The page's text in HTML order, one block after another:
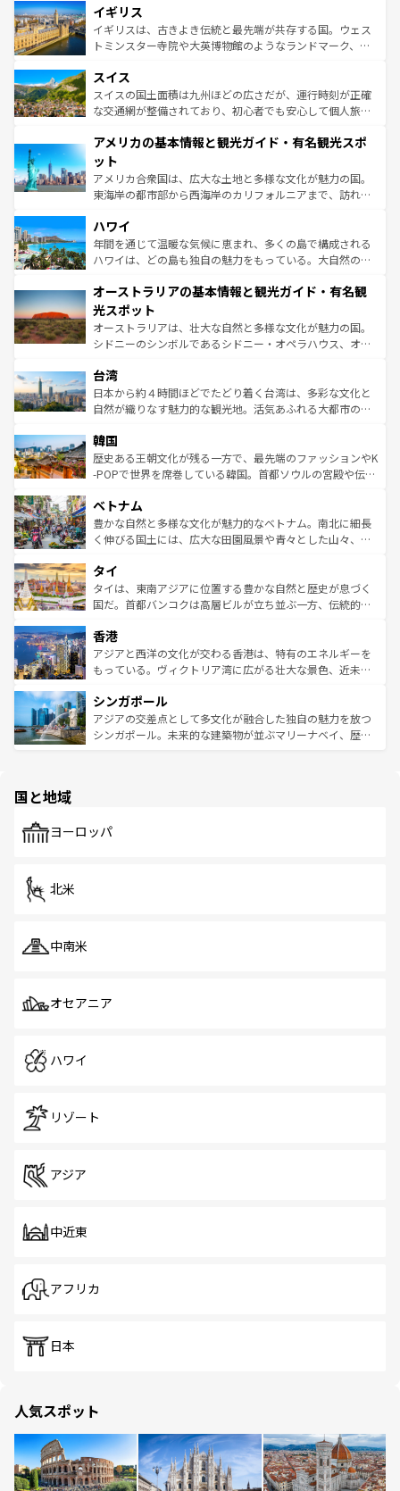
香り高いラベンダー畑など、多彩な楽しみ方が可能だ。さ
らに、パリ以外の地域にも魅力が溢れており、どの街角に
も豊かな歴史と文化が息づいている。パリ以外の個性あふ
を参照してほしい。
顔を持つこの国は、どこを歩いても飽きることがない。ベ
ルリンの文化的活気、バイエルン州のアルプスの絶景、そ
してライン川沿いのワイン畑といった風景は必見。ビール
は、お酒好きな人にはぜひ体験してほしい。 なお、新着の
ドイツ情報はコンテンツ一覧を参照してほしい。
イギリス
イギリスは、古きよき伝統と最先端が共存する国。ウェス
トミンスター寺院や大英博物館のようなランドマーク、歴
リアごとに異なる魅力がある。また、優雅なアフタヌーン
ティー、ビール好きにはたまらない英国パブ、サッカー観
戦など、本場だからこそできる体験も豊富。イギリスを旅
ンツ一覧を参照してほしい。
スイス
スイスの国土面積は九州ほどの広さだが、運行時刻が正確
な交通網が整備されており、初心者でも安心して個人旅行
の建物がそのまま残る町や、スイスならではのユニークな
博物館もあり、アルプス観光だけでなく町歩きも満喫する
ことができる。国民の所得が高いため物価も高いが、旅行
者向けの交通パス提供のサービスもあり、うまく活用すれ
着のスイス情報は
アメリカの基本情報と観光ガイド・有名観光スポ
ット
アメリカ合衆国は、広大な土地と多様な文化が魅力の国。
東海岸の都市部から西海岸のカリフォルニアまで、訪れる
のような巨大都市は、観光、ショッピング、エンターテイ
ンメントが詰まった刺激的なスポットだ。一方、アメリカ
西部には大自然が広がり、グランドキャニオンやイエロー
部のニューオーリンズでは、音楽と美食が融合した独特の
文化が魅力。旅行者はアメリカの各地域で異なる魅力を楽
しみながら、その多様性と豊かな歴史を感じることができ
るだろう。車でのロードトリップや列車の旅も、アメリカ
情報は
ハワイ
年間を通じて温暖な気候に恵まれ、多くの島で構成される
ハワイは、どの島も独自の魅力をもっている。大自然の神
ワイ島は見逃せない。また、定番の観光地といえばオアフ
島だが、静かな自然を求めるならマウイ島やカウアイ島が
おすすめ。エメラルドグリーンに輝く海をはじめ、豊かな
文化や歴史が息づいている。「アロハスピリット」と呼ば
人々、おいしいローカルフードやハワイアンミュージッ
ク、伝統的なフラダンスなど、すべてがハワイの魅力を彩
っている。訪れるたびに新しい発見と感動が待っているハ
はコンテンツ一覧
オーストラリアの基本情報と観光ガイド・有名観
光スポット
オーストラリアは、壮大な自然と多様な文化が魅力の国。
シドニーのシンボルであるシドニー・オペラハウス、オー
リアリーフや大陸中央部にそびえるウルル（エアーズロッ
ク）、タスマニアの美しい原生林やケアンズの熱帯雨林な
ど、見どころがたくさん。また、カフェやワイン、オージ
いる。アクティビティも充実しており、サーフィンやダイ
ビング、ハイキングなど、アウトドア好きにはたまらな
い。オーストラリアの多彩な魅力を存分に味わいつくそ
参照してほしい。
台湾
日本から約４時間ほどでたどり着く台湾は、多彩な文化と
自然が織りなす魅力的な観光地。活気あふれる大都市の台
ン）、静ひつな山岳地帯である台湾東部など、都市の喧騒
と山間の静けさが共存しており、訪れる人に新しい発見と
驚きをもたらしてくれる。また、奥深い台湾の食文化も魅
容にもいいと評判のスイーツなど、バラエティ豊かな料理
が味わえる。 なお、新着の台湾情報は コンテンツ一覧を参
照してほしい。
韓国
歴史ある王朝文化が残る一方で、最先端のファッションやK
-POPで世界を席巻している韓国。首都ソウルの宮殿や伝統
き、地方に足を延ばせば四季折々の自然美を楽しむことが
できる。そして、キムチや焼肉、絶品のストリートフード
まで、さまざまな韓国料理が待っている。夜には、韓国な
リティに包まれながら、韓国の多彩な魅力を心ゆくまで味
わってみてほしい。 なお、新着の韓国情報はコンテンツ一
覧を参照してほしい。
ベトナム
豊かな自然と多様な文化が魅力的なベトナム。南北に細長
く伸びる国土には、広大な田園風景や青々とした山々、世
急速な発展と共に伝統が息づく。ハノイの古い町並みやホ
ーチミン市のフランス統治時代の建物も、独特の雰囲気を
醸し出している。また、バラエティの豊かさとおいしさで
とつ。フォーやバインミー、ベトナムコーヒーなどは、ぜ
ひ現地で味わいたい。どの地域を訪れてもあたたかい人々
が旅行者を迎えてくれるので、きっと忘れられない旅にな
参照してほしい。
タイ
タイは、東南アジアに位置する豊かな自然と歴史が息づく
国だ。首都バンコクは高層ビルが立ち並ぶ一方、伝統的な
の活気が交差している。北部ではチェンマイなどの山岳地
帯で自然と触れ合い、南部ではプーケットやクラビの美し
いビーチでリゾート気分を楽しむことができる。タイ料理
激する。気候は一年中温暖で、どの季節にも異なる楽しみ
が待っている。親しみやすいタイの人々、仏教を中心とし
た文化、そして多様な観光資源が、訪れる旅人を魅了し続
香港
アジアと西洋の文化が交わる香港は、特有のエネルギーを
もっている。ヴィクトリア湾に広がる壮大な景色、近未来
み、どこを訪れても感動するはず。観光スポットが密集し
ており、効率よく見どころを回れるのも魅力。息をのむよ
うな絶景から文化的な体験まで、香港を存分に楽しみ尽く
シンガポール
アジアの交差点として多文化が融合した独自の魅力を放つ
シンガポール。未来的な建築物が並ぶマリーナベイ、歴史
で、ホーカーズは地元の風情を楽しめる外せないスポット
国と地域
ヨーロッパ
北米
中南米
オセアニア
ハワイ
リゾート
アジア
中近東
アフリカ
日本
人気スポット